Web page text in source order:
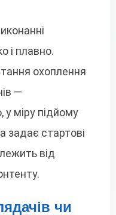
і плавно.
охоплення
—
у міру підйому
задає стартові
від
чи